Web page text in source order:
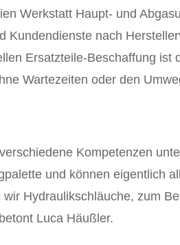
Werkstatt Haupt- und
Kundendienste nach
Ersatzteile-Beschaffung ist
Wartezeiten oder den
Kompetenzen
und können eigentlich
Hydraulikschläuche, zum
Luca Häußler.